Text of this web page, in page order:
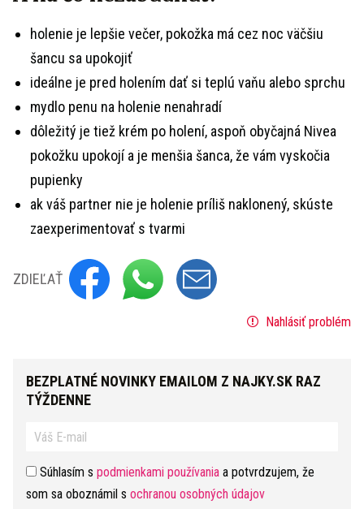
holenie je lepšie večer, pokožka má cez noc väčšiu
šancu sa upokojiť
ideálne je pred holením dať si teplú vaňu alebo sprchu
mydlo penu na holenie nenahradí
dôležitý je tiež krém po holení, aspoň obyčajná Nivea
pokožku upokojí a je menšia šanca, že vám vyskočia
pupienky
ak váš partner nie je holenie príliš naklonený, skúste
zaexperimentovať s tvarmi
ZDIEĽAŤ
Nahlásiť problém
BEZPLATNÉ NOVINKY EMAILOM Z NAJKY.SK RAZ
TÝŽDENNE
Súhlasím s podmienkami používania a potvrdzujem, že
som sa oboznámil s ochranou osobných údajov